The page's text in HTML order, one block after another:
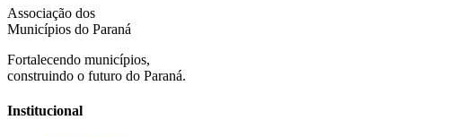
Associação dos
Municípios do Paraná
Fortalecendo municípios,
construindo o futuro do Paraná.
Institucional